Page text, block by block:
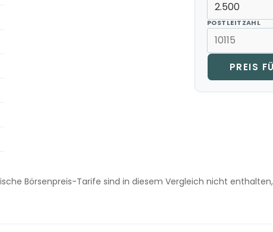
POSTLEITZAHL
PREIS
Börsenpreis-Tarife sind in diesem Vergleich nicht